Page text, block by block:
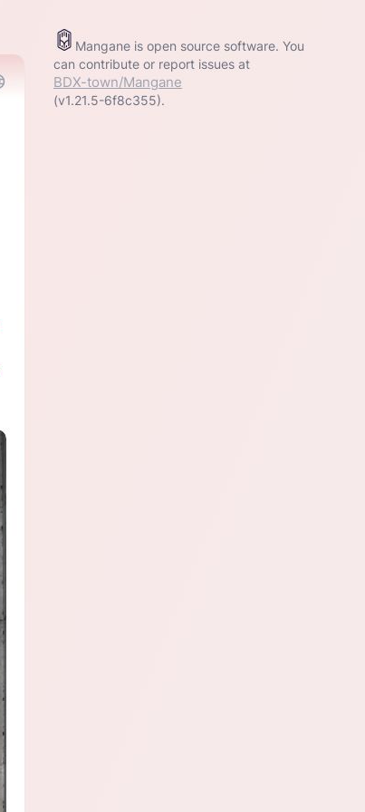
Mangane is open source software. You
can contribute or report issues at
BDX-town/Mangane
(v1.21.5-6f8c355).